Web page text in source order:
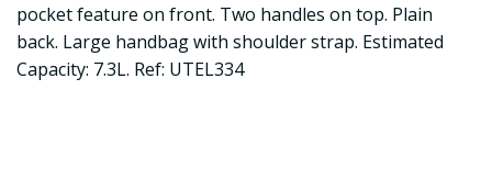
pocket feature on front. Two handles on top. Plain
back. Large handbag with shoulder strap. Estimated
Capacity: 7.3L. Ref: UTEL334